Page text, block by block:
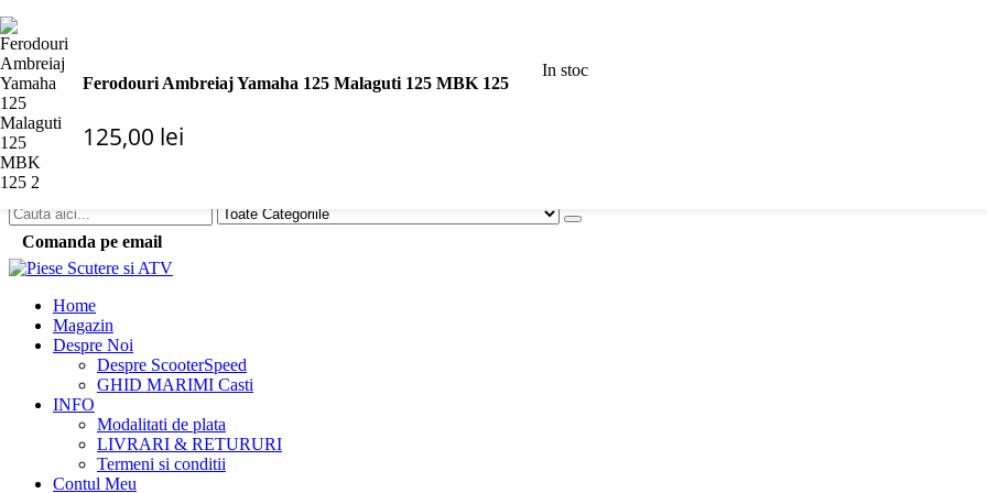
Bine ai venit pe SCOOTERSPEED.RO!
Contul Meu
Despre ScooterSpeed
Autentificare
Înregistrare
|
Caută
Comanda pe email
Home
Magazin
Despre Noi
Despre ScooterSpeed
GHID MARIMI Casti
INFO
Modalitati de plata
LIVRARI & RETURURI
Termeni si conditii
Contul Meu
Ferodouri Ambreiaj Yamaha 125 Malaguti 125 MBK 125
125,00 lei
In stoc